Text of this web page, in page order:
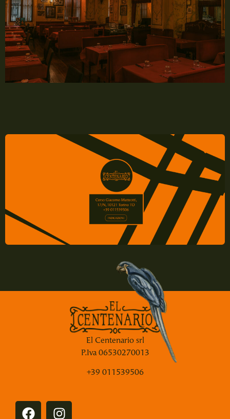
El Centenario srl
P.Iva 06530270013
+39 011539506